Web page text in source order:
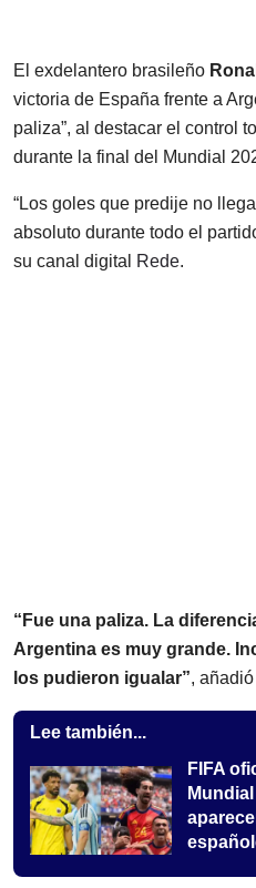
El exdelantero brasileño
victoria de España frente a
paliza”, al destacar el control
durante la final del Mundial
“Los goles que predije no
absoluto durante todo el
su canal digital
Rede.
“Fue una paliza. La
Argentina es muy grande.
los pudieron igualar”,
Lee también...
FIFA